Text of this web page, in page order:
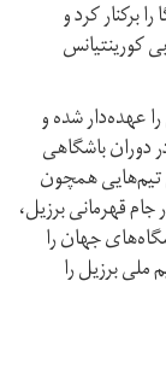
برکنار کرد و
کورینتیانس
را عهده‌دار شده و
دوران باشگاهی
تیم‌هایی همچون
جام قهرمانی برزیل،
جهان را
ملی برزیل را